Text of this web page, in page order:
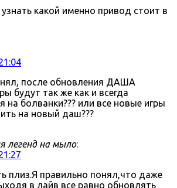
какой именно привод стоит в
после обновления ДАША
будут так же как и всегда
на болванки??? или все новые игры
на новый даш???
легенд на мыло:
плиз.Я правильно понял,что даже
в лайв все равно обновлять